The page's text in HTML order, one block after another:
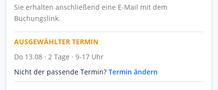
Sie erhalten anschließend eine E-Mail mit dem
Buchungslink.
AUSGEWÄHLTER TERMIN
Do 13.08 · 2 Tage · 9-17 Uhr
Nicht der passende Termin? Termin ändern